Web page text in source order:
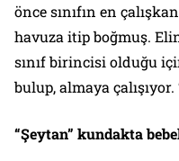
önce sınıfın en
havuza itip boğmuş.
sınıf birincisi olduğu
bulup, almaya çalışıyor.
“Şeytan” kundakta